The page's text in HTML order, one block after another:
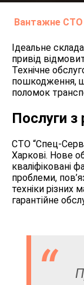
Вантажне СТО
Ідеальне
привід
Технічне
пошкодження,
поломок
Послуги
СТО “Спец-
Харкові. Нове
кваліфіковані
проблеми,
техніки різних
гарантійне